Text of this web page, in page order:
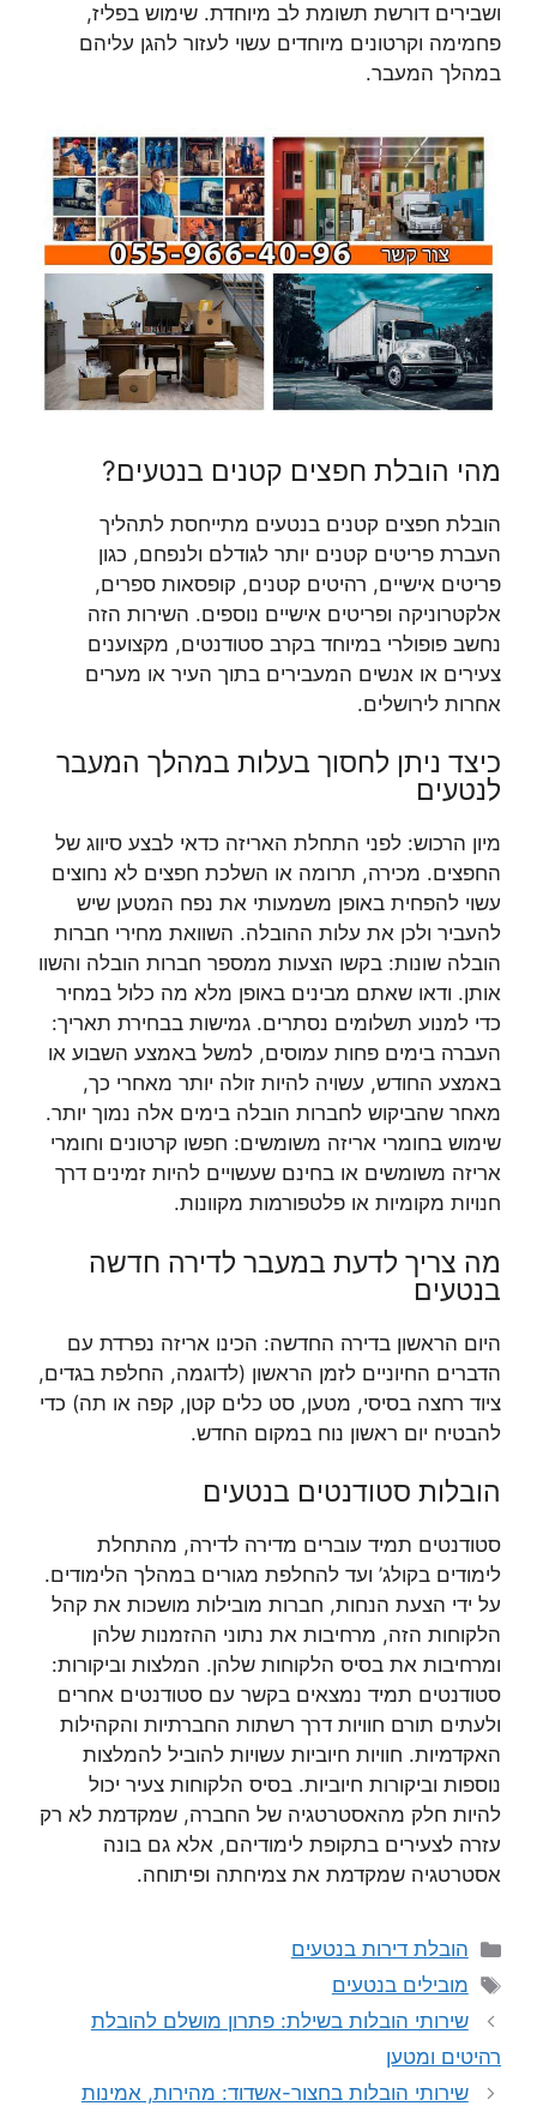
ושבירים דורשת תשומת לב מיוחדת. שימוש בפליז,
פחמימה וקרטונים מיוחדים עשוי לעזור להגן עליהם
במהלך המעבר.
מהי הובלת חפצים קטנים בנטעים?
הובלת חפצים קטנים בנטעים מתייחסת לתהליך
העברת פריטים קטנים יותר לגודלם ולנפחם, כגון
פריטים אישיים, רהיטים קטנים, קופסאות ספרים,
אלקטרוניקה ופריטים אישיים נוספים. השירות הזה
נחשב פופולרי במיוחד בקרב סטודנטים, מקצוענים
צעירים או אנשים המעבירים בתוך העיר או מערים
אחרות לירושלים.
כיצד ניתן לחסוך בעלות במהלך המעבר
לנטעים
מיון הרכוש: לפני התחלת האריזה כדאי לבצע סיווג של
החפצים. מכירה, תרומה או השלכת חפצים לא נחוצים
עשוי להפחית באופן משמעותי את נפח המטען שיש
להעביר ולכן את עלות ההובלה. השוואת מחירי חברות
הובלה שונות: בקשו הצעות ממספר חברות הובלה והשוו
אותן. ודאו שאתם מבינים באופן מלא מה כלול במחיר
כדי למנוע תשלומים נסתרים. גמישות בבחירת תאריך:
העברה בימים פחות עמוסים, למשל באמצע השבוע או
באמצע החודש, עשויה להיות זולה יותר מאחרי כך,
מאחר שהביקוש לחברות הובלה בימים אלה נמוך יותר.
שימוש בחומרי אריזה משומשים: חפשו קרטונים וחומרי
אריזה משומשים או בחינם שעשויים להיות זמינים דרך
חנויות מקומיות או פלטפורמות מקוונות.
מה צריך לדעת במעבר לדירה חדשה
בנטעים
היום הראשון בדירה החדשה: הכינו אריזה נפרדת עם
הדברים החיוניים לזמן הראשון (לדוגמה, החלפת בגדים,
ציוד רחצה בסיסי, מטען, סט כלים קטן, קפה או תה) כדי
להבטיח יום ראשון נוח במקום החדש.
הובלות סטודנטים בנטעים
סטודנטים תמיד עוברים מדירה לדירה, מהתחלת
לימודים בקולג’ ועד להחלפת מגורים במהלך הלימודים.
על ידי הצעת הנחות, חברות מובילות מושכות את קהל
הלקוחות הזה, מרחיבות את נתוני ההזמנות שלהן
ומרחיבות את בסיס הלקוחות שלהן. המלצות וביקורות:
סטודנטים תמיד נמצאים בקשר עם סטודנטים אחרים
ולעתים תורם חוויות דרך רשתות החברתיות והקהילות
האקדמיות. חוויות חיוביות עשויות להוביל להמלצות
נוספות וביקורות חיוביות. בסיס הלקוחות צעיר יכול
להיות חלק מהאסטרטגיה של החברה, שמקדמת לא רק
עזרה לצעירים בתקופת לימודיהם, אלא גם בונה
אסטרטגיה שמקדמת את צמיחתה ופיתוחה.
קטגוריות
הובלת דירות בנטעים
תגיות
מובילים בנטעים
שירותי הובלות בשילת: פתרון מושלם להובלת
רהיטים ומטען
שירותי הובלות בחצור-אשדוד: מהירות, אמינות